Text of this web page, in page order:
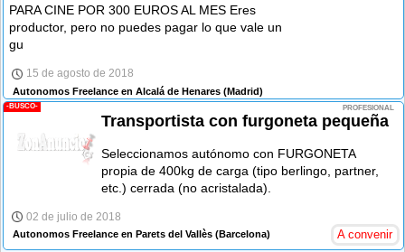
PARA CINE POR 300 EUROS AL MES Eres
productor, pero no puedes pagar lo que vale un
gu
15 de agosto de 2018
Autonomos Freelance en Alcalá de Henares (Madrid)
-BUSCO- PROFESIONAL
Transportista con furgoneta pequeña
Seleccionamos autónomo con FURGONETA
propia de 400kg de carga (tipo berlingo, partner,
etc.) cerrada (no acristalada).
02 de julio de 2018
Autonomos Freelance en Parets del Vallès (Barcelona) A convenir